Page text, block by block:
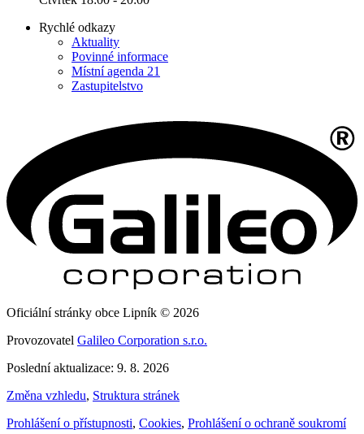
Rychlé odkazy
Aktuality
Povinné informace
Místní agenda 21
Zastupitelstvo
Oficiální stránky obce Lipník © 2026
Provozovatel Galileo Corporation s.r.o.
Poslední aktualizace: 9. 8. 2026
Změna vzhledu, Struktura stránek
Prohlášení o přístupnosti, Cookies, Prohlášení o ochraně soukromí